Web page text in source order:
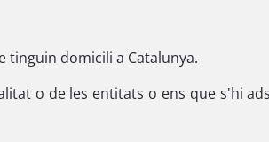
tinguin domicili a Catalunya.
o de les entitats o ens que s'hi